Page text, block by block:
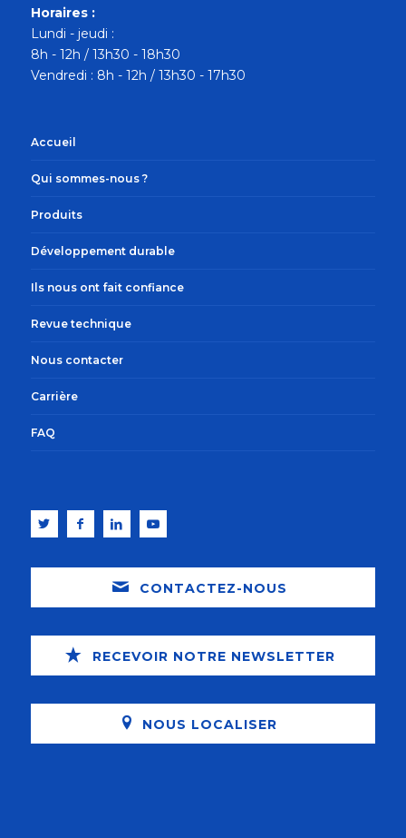
Horaires :
Lundi - jeudi :
8h - 12h / 13h30 - 18h30
Vendredi : 8h - 12h / 13h30 - 17h30
Accueil
Qui sommes-nous ?
Produits
Développement durable
Ils nous ont fait confiance
Revue technique
Nous contacter
Carrière
FAQ
CONTACTEZ-NOUS
RECEVOIR NOTRE NEWSLETTER
NOUS LOCALISER